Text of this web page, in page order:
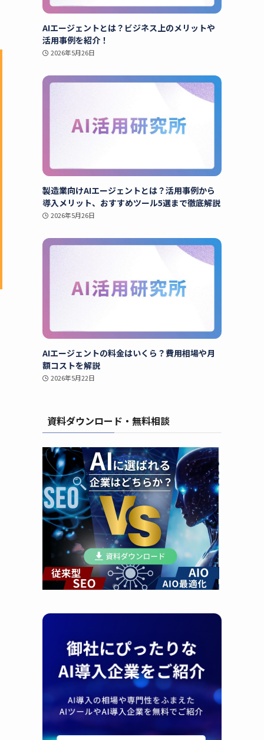
AIエージェントとは？ビジネス上のメリットや
活用事例を紹介！
2026年5月26日
製造業向けAIエージェントとは？活用事例から
導入メリット、おすすめツール5選まで徹底解説
2026年5月26日
AIエージェントの料金はいくら？費用相場や月
額コストを解説
2026年5月22日
資料ダウンロード・無料相談